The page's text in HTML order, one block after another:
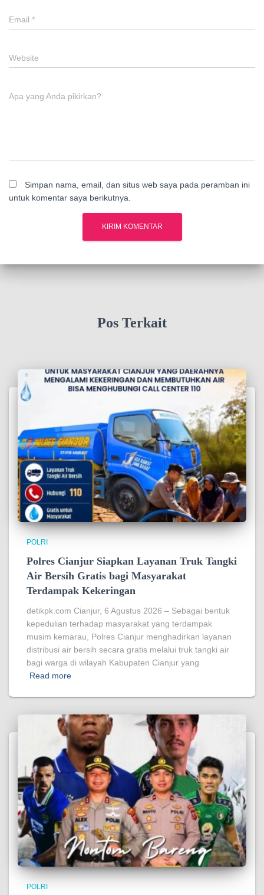
Email *
Website
Apa yang Anda pikirkan?
Simpan nama, email, dan situs web saya pada peramban ini
untuk komentar saya berikutnya.
Pos Terkait
POLRI
Polres Cianjur Siapkan Layanan Truk Tangki
Air Bersih Gratis bagi Masyarakat
Terdampak Kekeringan
detikpk.com Cianjur, 6 Agustus 2026 – Sebagai bentuk
kepedulian terhadap masyarakat yang terdampak
musim kemarau, Polres Cianjur menghadirkan layanan
distribusi air bersih secara gratis melalui truk tangki air
bagi warga di wilayah Kabupaten Cianjur yang
Read more
POLRI